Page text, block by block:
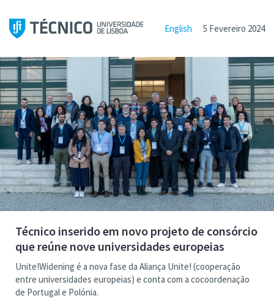
English 5 Fevereiro 2024
Técnico inserido em novo projeto de consórcio
que reúne nove universidades europeias
Unite!Widening é a nova fase da Aliança Unite! (cooperação
entre universidades europeias) e conta com a cocoordenação
de Portugal e Polónia.